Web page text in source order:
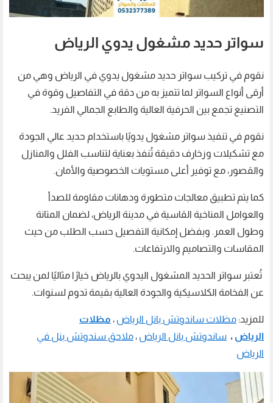
سواتر حديد مشغول يدوي الرياض
نقوم في تركيب سواتر حديد مشغول يدوي في الرياض وهي من
أرقى أنواع السواتر لما تتميز به من دقة في التفاصيل وقوة في
التصنيع تجمع بين الحرفية العالية والطابع الجمالي الفريد.
نقوم في تنفيذ سواتر مشغول يدويًا باستخدام حديد عالي الجودة
مع تشكيلات وزخارف دقيقة تُنفذ بعناية لتناسب الفلل والمنازل
والقصور، مع توفير أعلى مستويات الخصوصية والأمان.
كما يتم تطبيق معالجات متطورة ودهانات مقاومة للصدأ
والعوامل المناخية القاسية في مدينة الرياض، لضمان المتانة
وطول العمر. وبفضل إمكانية التفصيل حسب الطلب من حيث
المقاسات والتصاميم والارتفاعات.
تُعتبر سواتر الحديد المشغول اليدوي بالرياض خيارًا مثاليًا لمن يبحث
عن الفخامة الكلاسيكية والجودة العالية بقيمة تدوم لسنوات.
للمزيد: مظلات ساندوتش بانل الرياض ، مظلات
الرياض ، ساندوتش بانل الرياض ،ملاحق سندوتش بنل في
الرياض